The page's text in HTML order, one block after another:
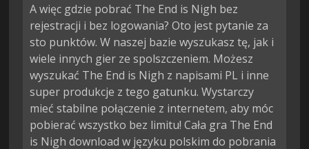
A więc gdzie pobrać The End is Nigh bez
rejestracji i bez logowania? Oto jest pytanie za
sto punktów. W naszej bazie wyszukasz tę, jak i
wiele innych gier ze spolszczeniem. Możesz
wyszukać The End is Nigh z napisami PL i inne
super produkcje z tego gatunku. Wystarczy
mieć stabilne połączenie z internetem, aby móc
pobierać wszystko bez limitu! Cała gra The End
is Nigh download w języku polskim do pobrania